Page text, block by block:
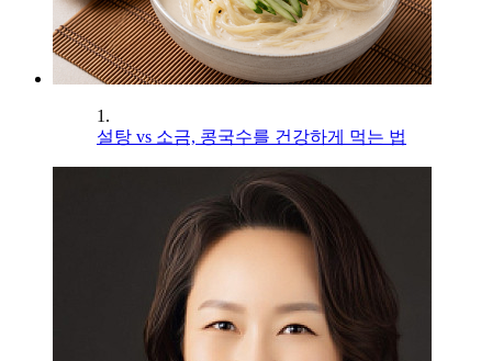
1.
설탕 vs 소금, 콩국수를 건강하게 먹는 법